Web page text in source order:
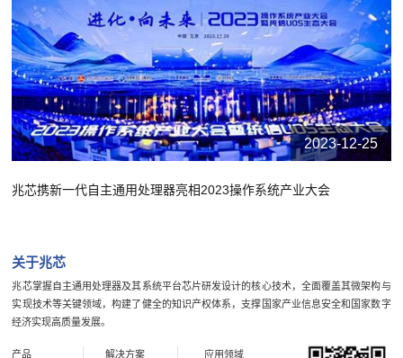
2023-12-25
兆芯携新一代自主通用处理器亮相2023操作系统产业大会
关于兆芯
兆芯掌握自主通用处理器及其系统平台芯片研发设计的核心技术，全面覆盖其微架构与
实现技术等关键领域，构建了健全的知识产权体系，支撑国家产业信息安全和国家数字
经济实现高质量发展。
产品 解决方案 应用领域